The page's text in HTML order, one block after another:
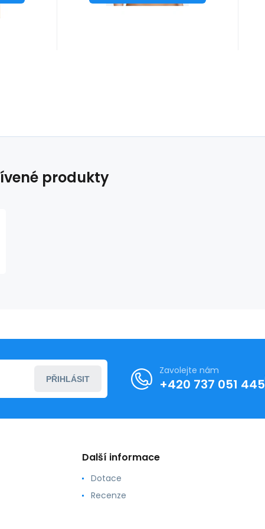
produkty
PŘIHLÁSIT
Zavolejte nám
+420 737 051 445
Další informace
Dotace
Recenze